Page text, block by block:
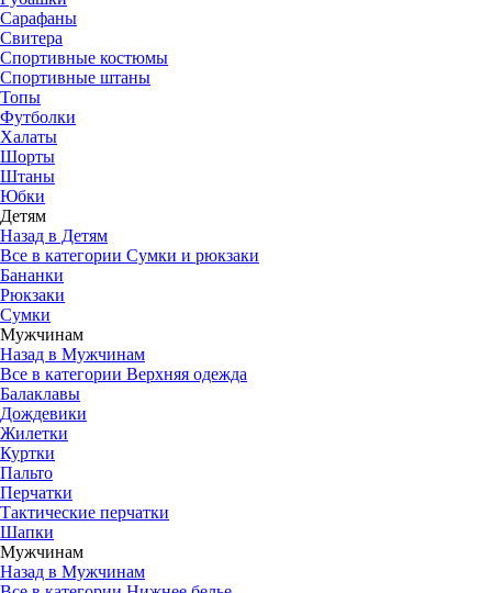
Сарафаны
Свитера
Спортивные костюмы
Спортивные штаны
Топы
Футболки
Халаты
Шорты
Штаны
Юбки
Детям
Назад в Детям
Все в категории Сумки и рюкзаки
Бананки
Рюкзаки
Сумки
Мужчинам
Назад в Мужчинам
Все в категории Верхняя одежда
Балаклавы
Дождевики
Жилетки
Куртки
Пальто
Перчатки
Тактические перчатки
Шапки
Мужчинам
Назад в Мужчинам